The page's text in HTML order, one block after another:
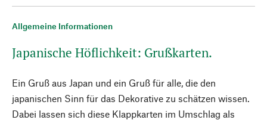
Allgemeine Informationen
Japanische Höflichkeit: Grußkarten.
Ein Gruß aus Japan und ein Gruß für alle, die den
japanischen Sinn für das Dekorative zu schätzen wissen.
Dabei lassen sich diese Klappkarten im Umschlag als